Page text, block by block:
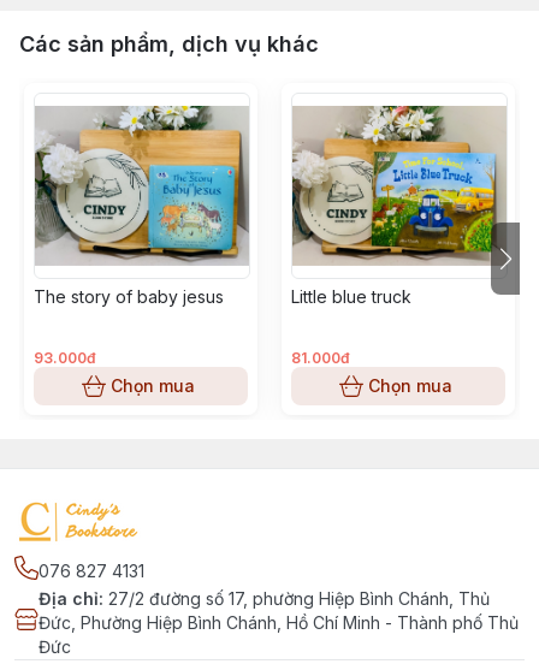
Các sản phẩm, dịch vụ khác
The story of baby jesus
93.000đ
Chọn mua
Little blue truck
81.000đ
Chọn mua
076 827 4131
Địa chỉ: 27/2 đường số 17, phường Hiệp Bình Chánh, Thủ
Đức, Phường Hiệp Bình Chánh, Hồ Chí Minh - Thành phố Thủ
Đức